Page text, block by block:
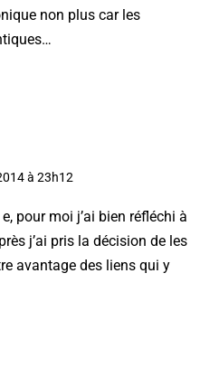
non plus car les
à 23h12
pour moi j’ai bien réfléchi à
j’ai pris la décision de les
avantage des liens qui y